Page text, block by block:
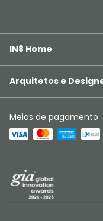
IN8 Home
Arquitetos e
Meios de pagamento